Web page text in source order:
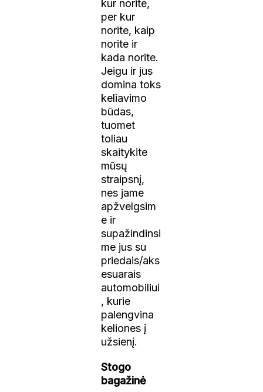
kur norite,
per kur
norite, kaip
norite ir
kada norite.
Jeigu ir jus
domina toks
keliavimo
būdas,
tuomet
toliau
skaitykite
mūsų
straipsnį,
nes jame
apžvelgsim
e ir
supažindinsi
me jus su
priedais/aks
esuarais
automobiliui
, kurie
palengvina
keliones į
užsienį.
Stogo
bagažinė